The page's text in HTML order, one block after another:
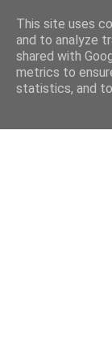
This site uses
and to analyze
shared with
metrics to
statistics, and